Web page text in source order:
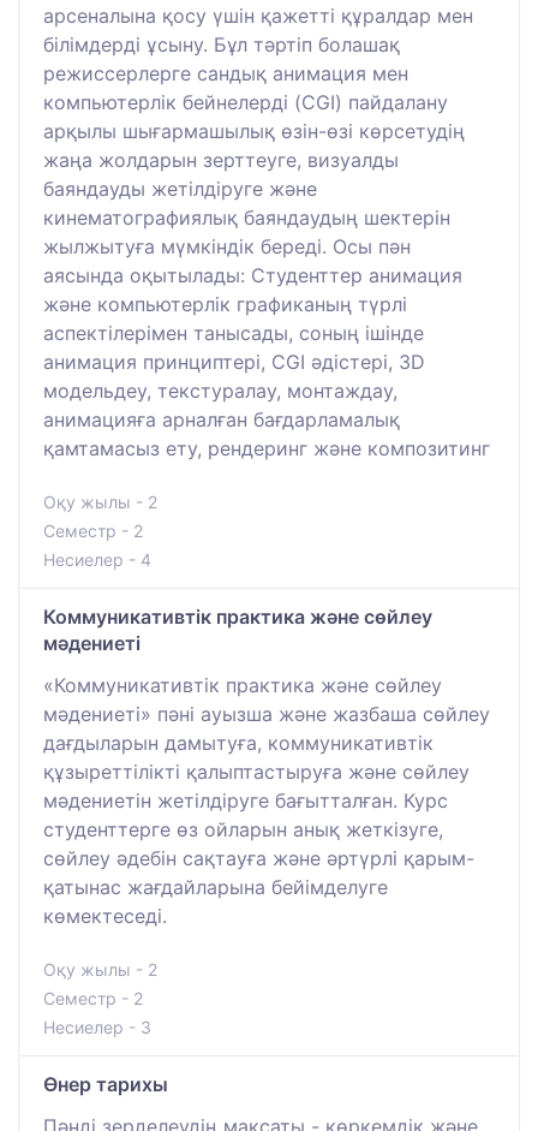
арсеналына қосу үшін қажетті құралдар мен
білімдерді ұсыну. Бұл тәртіп болашақ
режиссерлерге сандық анимация мен
компьютерлік бейнелерді (CGI) пайдалану
арқылы шығармашылық өзін-өзі көрсетудің
жаңа жолдарын зерттеуге, визуалды
баяндауды жетілдіруге және
кинематографиялық баяндаудың шектерін
жылжытуға мүмкіндік береді. Осы пән
аясында оқытылады: Студенттер анимация
және компьютерлік графиканың түрлі
аспектілерімен танысады, соның ішінде
анимация принциптері, CGI әдістері, 3D
модельдеу, текстуралау, монтаждау,
анимацияға арналған бағдарламалық
қамтамасыз ету, рендеринг және композитинг
Оқу жылы - 2
Семестр - 2
Несиелер - 4
Коммуникативтік практика және сөйлеу
мәдениеті
«Коммуникативтік практика және сөйлеу
мәдениеті» пәні ауызша және жазбаша сөйлеу
дағдыларын дамытуға, коммуникативтік
құзыреттілікті қалыптастыруға және сөйлеу
мәдениетін жетілдіруге бағытталған. Курс
студенттерге өз ойларын анық жеткізуге,
сөйлеу әдебін сақтауға және әртүрлі қарым-
қатынас жағдайларына бейімделуге
көмектеседі.
Оқу жылы - 2
Семестр - 2
Несиелер - 3
Өнер тарихы
Пәнді зерделеудің мақсаты - көркемдік және